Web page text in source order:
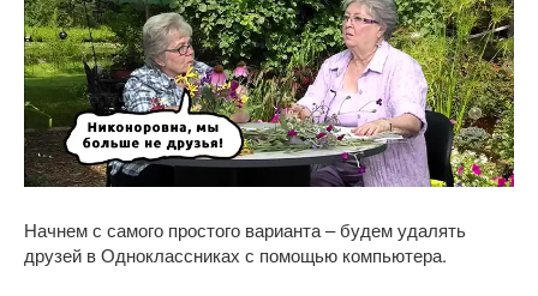
Начнем с самого простого варианта – будем удалять
друзей в Одноклассниках с помощью компьютера.